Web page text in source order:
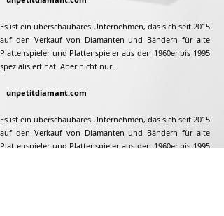
Es ist ein überschaubares Unternehmen, das sich seit 2015
auf den Verkauf von Diamanten und Bändern für alte
Plattenspieler und Plattenspieler aus den 1960er bis 1995
spezialisiert hat. Aber nicht nur...
unpetitdiamant.com
Es ist ein überschaubares Unternehmen, das sich seit 2015
auf den Verkauf von Diamanten und Bändern für alte
Plattenspieler und Plattenspieler aus den 1960er bis 1995